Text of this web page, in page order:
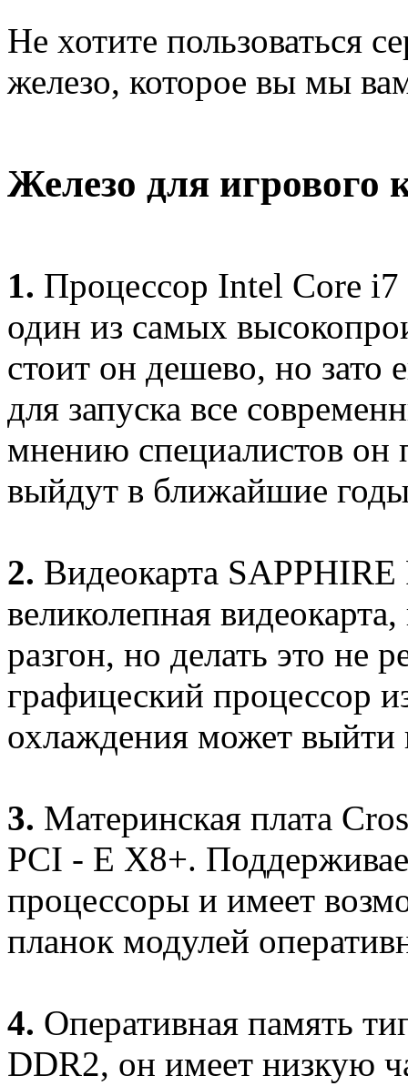
Не хотите пользоваться
железо, которое вы мы
Железо для игрового
1. Процессор Intel Core
один из самых
стоит он дешево, но зато
для запуска все
мнению специалистов он
выйдут в ближайшие
2. Видеокарта
великолепная
разгон, но делать это не
графицеский процессор
охлаждения может выйти
3. Материнская плата
PCI - E X8+.
процессоры и имеет
планок модулей
4. Оперативная память
DDR2, он имеет низкую